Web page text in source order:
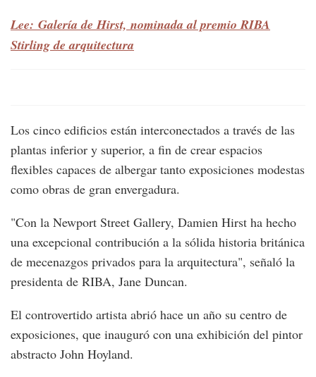
Lee: Galería de Hirst, nominada al premio RIBA
Stirling de arquitectura
Los cinco edificios están interconectados a través de las
plantas inferior y superior, a fin de crear espacios
flexibles capaces de albergar tanto exposiciones modestas
como obras de gran envergadura.
"Con la Newport Street Gallery, Damien Hirst ha hecho
una excepcional contribución a la sólida historia británica
de mecenazgos privados para la arquitectura", señaló la
presidenta de RIBA, Jane Duncan.
El controvertido artista abrió hace un año su centro de
exposiciones, que inauguró con una exhibición del pintor
abstracto John Hoyland.